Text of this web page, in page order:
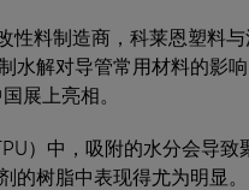
性料制造商，科莱恩塑料
解对导管常用材料的影
展上亮相。
）中，吸附的水分会导
的树脂中表现得尤为明显